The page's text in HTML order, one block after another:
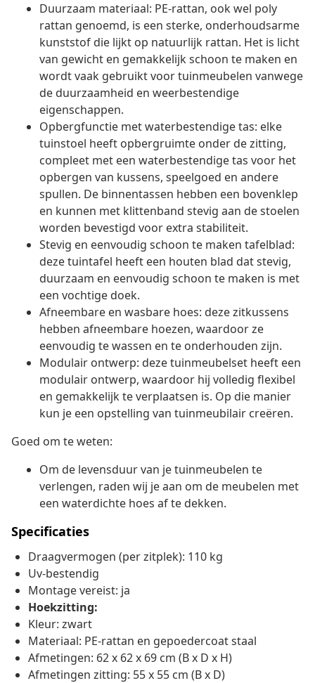
Duurzaam materiaal: PE-rattan, ook wel poly
rattan genoemd, is een sterke, onderhoudsarme
kunststof die lijkt op natuurlijk rattan. Het is licht
van gewicht en gemakkelijk schoon te maken en
wordt vaak gebruikt voor tuinmeubelen vanwege
de duurzaamheid en weerbestendige
eigenschappen.
Opbergfunctie met waterbestendige tas: elke
tuinstoel heeft opbergruimte onder de zitting,
compleet met een waterbestendige tas voor het
opbergen van kussens, speelgoed en andere
spullen. De binnentassen hebben een bovenklep
en kunnen met klittenband stevig aan de stoelen
worden bevestigd voor extra stabiliteit.
Stevig en eenvoudig schoon te maken tafelblad:
deze tuintafel heeft een houten blad dat stevig,
duurzaam en eenvoudig schoon te maken is met
een vochtige doek.
Afneembare en wasbare hoes: deze zitkussens
hebben afneembare hoezen, waardoor ze
eenvoudig te wassen en te onderhouden zijn.
Modulair ontwerp: deze tuinmeubelset heeft een
modulair ontwerp, waardoor hij volledig flexibel
en gemakkelijk te verplaatsen is. Op die manier
kun je een opstelling van tuinmeubilair creëren.
Goed om te weten:
Om de levensduur van je tuinmeubelen te
verlengen, raden wij je aan om de meubelen met
een waterdichte hoes af te dekken.
Specificaties
Draagvermogen (per zitplek): 110 kg
Uv-bestendig
Montage vereist: ja
Hoekzitting:
Kleur: zwart
Materiaal: PE-rattan en gepoedercoat staal
Afmetingen: 62 x 62 x 69 cm (B x D x H)
Afmetingen zitting: 55 x 55 cm (B x D)